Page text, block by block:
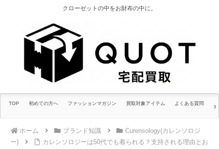
クローゼットの中をお財布の中に。
TOP 初めての方へ ファッションマガジン 買取対象アイテム よくある質問
ホーム ブランド知識
Curensology(カレンソロジ
ー)
カレンソロジーは50代でも着られる？支持される理由とお